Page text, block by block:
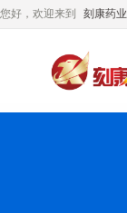
您好，欢迎来到 刻康药业